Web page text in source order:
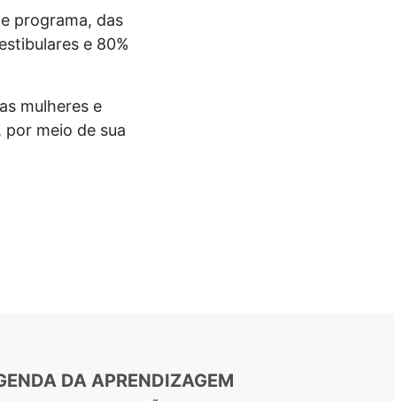
programa, das
e 80%
mulheres e
meio de sua
DA APRENDIZAGEM